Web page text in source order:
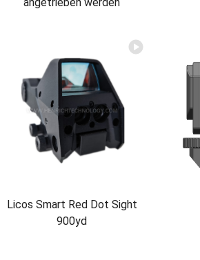
Licos Smart Red Dot Sight
900yd